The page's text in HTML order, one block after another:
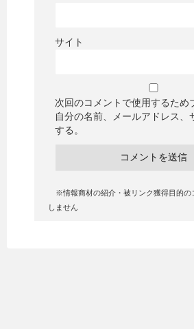
サイト
次回のコメントで使用するため
自分の名前、メールアドレス、
する。
※情報商材の紹介・被リンク獲得目的の
しません